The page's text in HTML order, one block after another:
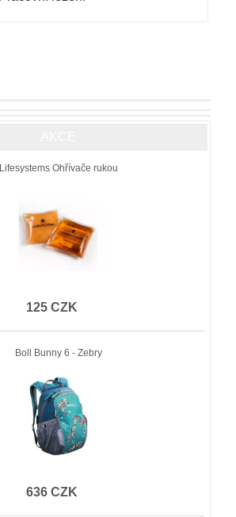
Lifesystems Ohřívače rukou
125 CZK
Boll Bunny 6 - Zebry
636 CZK